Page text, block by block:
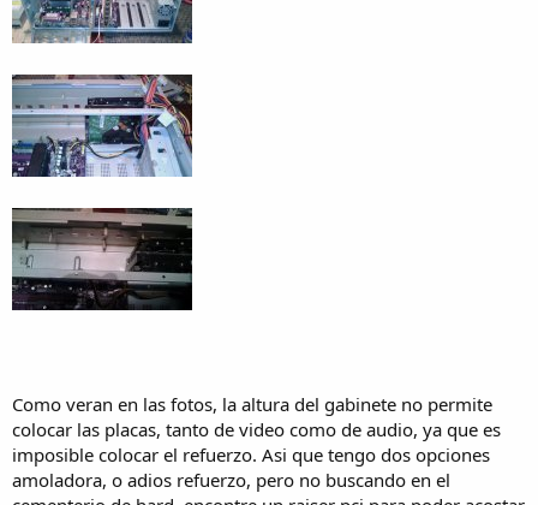
Como veran en las fotos, la altura del gabinete no permite
colocar las placas, tanto de video como de audio, ya que es
imposible colocar el refuerzo. Asi que tengo dos opciones
amoladora, o adios refuerzo, pero no buscando en el